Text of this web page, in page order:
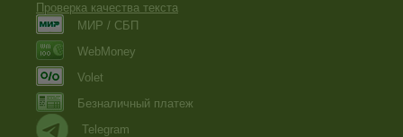
Проверка качества текста
МИР / СБП
WebMoney
Volet
Безналичный платеж
Telegram